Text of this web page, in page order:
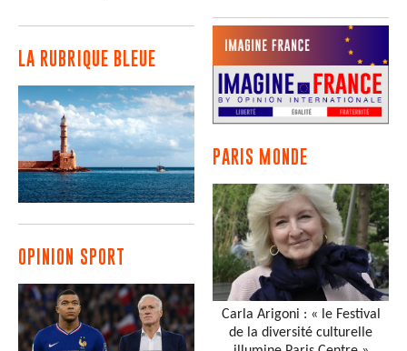
LA RUBRIQUE BLEUE
OPINION SPORT
PARIS MONDE
Carla Arigoni : « le Festival
de la diversité culturelle